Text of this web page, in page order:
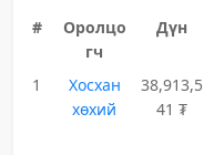
#
Оролцо
гч
Дүн
1
Хосхан
хөхий
38,913,5
41 ₮